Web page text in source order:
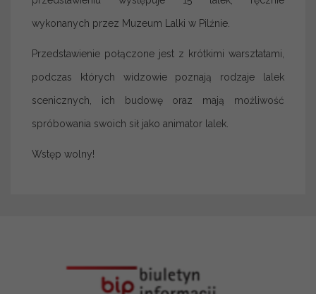
wykonanych przez Muzeum Lalki w Pilźnie.
Przedstawienie połączone jest z krótkimi warsztatami,
podczas których widzowie poznają rodzaje lalek
scenicznych, ich budowę oraz mają możliwość
spróbowania swoich sił jako animator lalek.
Wstęp wolny!